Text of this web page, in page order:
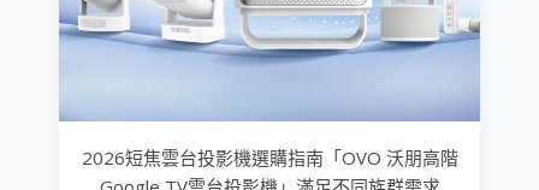
2026短焦雲台投影機選購指南「OVO 沃朋高階